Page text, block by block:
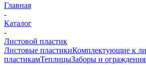
Главная
-
Каталог
-
Листовой пластик
Листовые пластикиКомплектующие к
пластикамТеплицыЗаборы и ограждения